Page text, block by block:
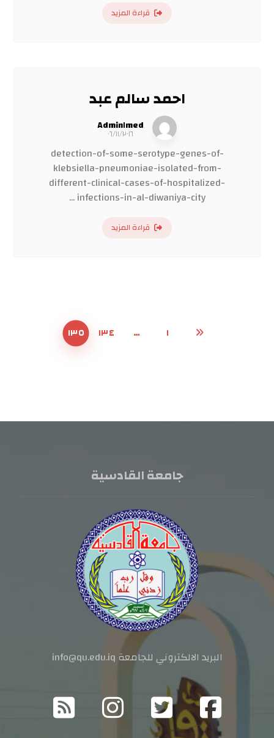
قراءة المزيد
احمد سالم عبد
Admin١med
٠٦/١١/٢٠١٦
detection-of-some-serotype-genes-of-
klebsiella-pneumoniae-isolated-from-
different-clinical-cases-of-hospitalized-
infections-in-al-diwaniya-city ...
قراءة المزيد
١ … ١٣٤ ١٣٥
جامعة القادسية
البريد الالكتروني للجامعة info@qu.edu.iq